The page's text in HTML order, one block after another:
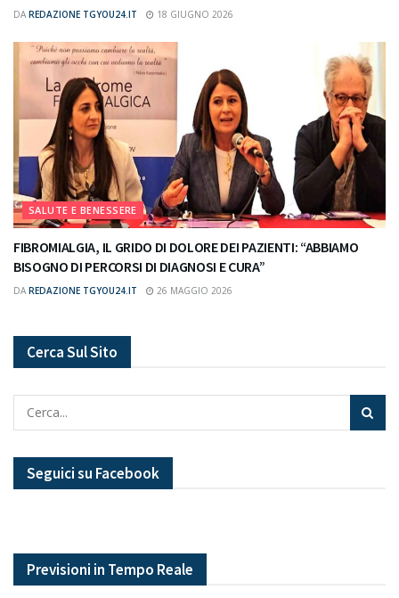
DA REDAZIONE TGYOU24.IT 18 GIUGNO 2026
SALUTE E BENESSERE
FIBROMIALGIA, IL GRIDO DI DOLORE DEI PAZIENTI: “ABBIAMO
BISOGNO DI PERCORSI DI DIAGNOSI E CURA”
DA REDAZIONE TGYOU24.IT 26 MAGGIO 2026
Cerca Sul Sito
Seguici su Facebook
Previsioni in Tempo Reale